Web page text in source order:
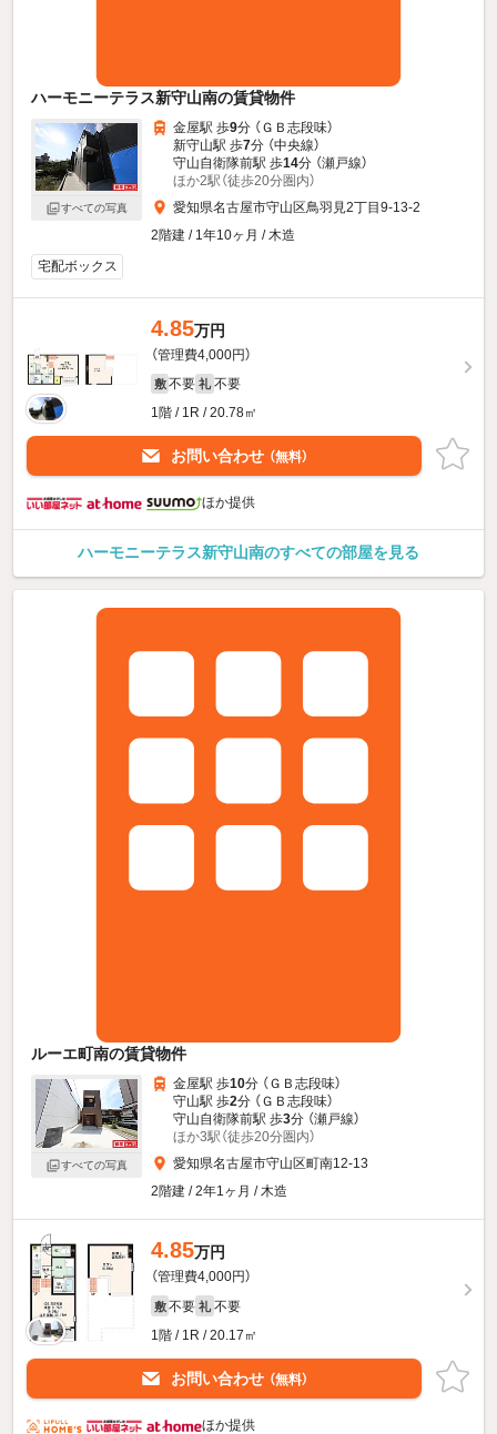
ハーモニーテラス新守山南の賃貸物件
すべての写真
金屋駅 歩9分 （ＧＢ志段味）
新守山駅 歩7分 （中央線）
守山自衛隊前駅 歩14分 （瀬戸線）
ほか2駅（徒歩20分圏内）
愛知県名古屋市守山区鳥羽見2丁目9-13-2
2階建 / 1年10ヶ月 / 木造
宅配ボックス
4.85万円
（管理費4,000円）
敷 不要 礼 不要
1階 / 1R / 20.78㎡
お問い合わせ （無料）
ほか提供
ハーモニーテラス新守山南のすべての部屋を見る
ルーエ町南の賃貸物件
すべての写真
金屋駅 歩10分 （ＧＢ志段味）
守山駅 歩2分 （ＧＢ志段味）
守山自衛隊前駅 歩3分 （瀬戸線）
ほか3駅（徒歩20分圏内）
愛知県名古屋市守山区町南12-13
2階建 / 2年1ヶ月 / 木造
4.85万円
（管理費4,000円）
敷 不要 礼 不要
1階 / 1R / 20.17㎡
お問い合わせ （無料）
ほか提供